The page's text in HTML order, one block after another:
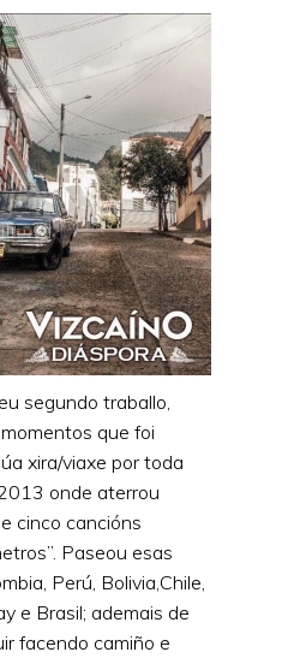
segundo traballo,
que foi
xira/viaxe por toda
onde aterrou
cinco cancións
Paseou esas
Perú, Bolivia,Chile,
e Brasil; ademais de
facendo camiño e